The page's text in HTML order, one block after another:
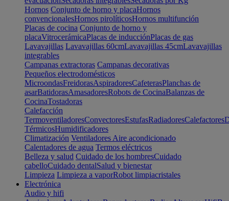
Hornos Conjunto de horno y placaHornos
convencionalesHornos pirolíticosHornos multifunción
Placas de cocina Conjunto de horno y
placaVitrocerámicaPlacas de inducciónPlacas de gas
Lavavajillas Lavavajillas 60cmLavavajillas 45cmLavavajillas
integrables
Campanas extractoras Campanas decorativas
Pequeños electrodomésticos
MicroondasFreidorasAspiradoresCafeterasPlanchas de
asarBatidorasAmasadoresRobots de CocinaBalanzas de
CocinaTostadoras
Calefacción
TermoventiladoresConvectoresEstufasRadiadoresCalefactores
TérmicosHumidificadores
Climatización Ventiladores Aire acondicionado
Calentadores de agua Termos eléctricos
Belleza y salud Cuidado de los hombresCuidado
cabelloCuidado dentalSalud y bienestar
Limpieza Limpieza a vaporRobot limpiacristales
Electrónica
Audio y hifi